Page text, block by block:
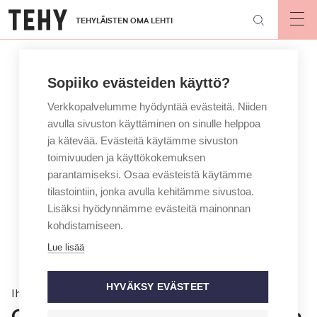
Hyppää
pääsisältöön
TEHYLÄISTEN OMA LEHTI
Ihmiset
Sopiiko evästeiden käyttö?
Verkkopalvelumme hyödyntää evästeitä. Niiden
avulla sivuston käyttäminen on sinulle helppoa
ja kätevää. Evästeitä käytämme sivuston
toimivuuden ja käyttökokemuksen
parantamiseksi. Osaa evästeistä käytämme
tilastointiin, jonka avulla kehitämme sivustoa.
Lisäksi hyödynnämme evästeitä mainonnan
kohdistamiseen.
Lue lisää
HYVÄKSY EVÄSTEET